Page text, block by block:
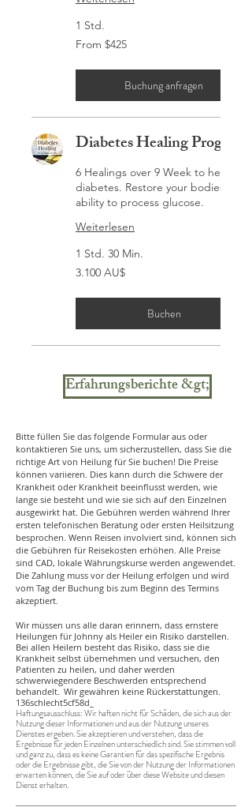
1 Std.
From
$425
From $425
Buchung anfragen
Diabetes Healing Program
6 Healings over 9 Week to heal
diabetes. Restore your bodies
ability to process glucose.
Weiterlesen
1 Std. 30 Min.
3.100
Australische
3.100 AU$
Buchen
Erfahrungsberichte &gt;
Bitte füllen Sie das folgende Formular aus oder
kontaktieren Sie uns, um sicherzustellen, dass Sie die
richtige Art von Heilung für Sie buchen! Die Preise
können variieren. Dies kann durch die Schwere der
Krankheit oder Krankheit beeinflusst werden, wie
lange sie besteht und wie sie sich auf den Einzelnen
ausgewirkt hat. Die Gebühren werden während Ihrer
ersten telefonischen Beratung oder ersten Heilsitzung
besprochen. Wenn Reisen involviert sind, können sich
die Gebühren für Reisekosten erhöhen. Alle Preise
sind CAD, lokale Währungskurse werden angewendet.
Die Zahlung muss vor der Heilung erfolgen und wird
vom Tag der Buchung bis zum Beginn des Termins
akzeptiert.
Wir müssen uns alle daran erinnern, dass ernstere
Heilungen für Johnny als Heiler ein Risiko darstellen.
Bei allen Heilern besteht das Risiko, dass sie die
Krankheit selbst übernehmen und versuchen, den
Patienten zu heilen, und daher werden
schwerwiegendere Beschwerden entsprechend
behandelt. Wir gewähren keine Rückerstattungen.
136schlecht5cf58d_
Haftungsausschluss: Wir haften nicht für Schäden, die sich aus der
Nutzung dieser Informationen und aus der Nutzung unseres
Dienstes ergeben. Sie akzeptieren und verstehen, dass die
Ergebnisse für jeden Einzelnen unterschiedlich sind. Sie stimmen voll
und ganz zu, dass es keine Garantien für das spezifische Ergebnis
oder die Ergebnisse gibt, die Sie von der Nutzung der Informationen
erwarten können, die Sie auf oder über diese Website und diesen
Dienst erhalten.